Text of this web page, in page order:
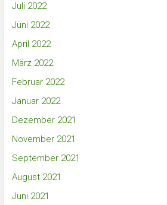
Juli 2022
Juni 2022
April 2022
März 2022
Februar 2022
Januar 2022
Dezember 2021
November 2021
September 2021
August 2021
Juni 2021